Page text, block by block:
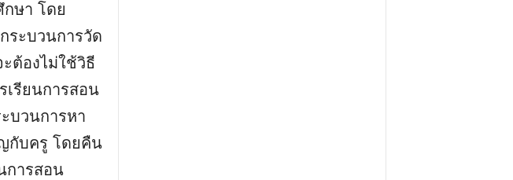
กษา โดย
ระบวนการวัด
ต้องไม่ใช้วิธี
เรียนการสอน
บวนการหา
กับครู โดยคืน
การสอน